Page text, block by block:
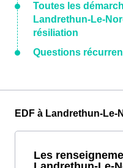
Toutes les
Landrethun-Le-
résiliation
Questions
EDF à Landrethun-Le-
Les